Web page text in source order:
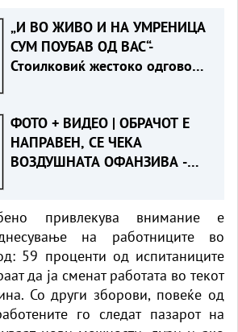
„И ВО ЖИВО И НА УМРЕНИЦА
СУМ ПОУБАВ ОД ВАС“-
Стоилковиќ жестоко одговори
ФОТО + ВИДЕО | ОБРАЧОТ Е
НАПРАВЕН, СЕ ЧЕКА
ВОЗДУШНАТА ОФАНЗИВА -
спремаат „ер - тракторите““
привлекува внимание е
на работниците во
59 проценти од испитаниците
да ја сменат работата во текот
Со други зборови, повеќе од
го следат пазарот на